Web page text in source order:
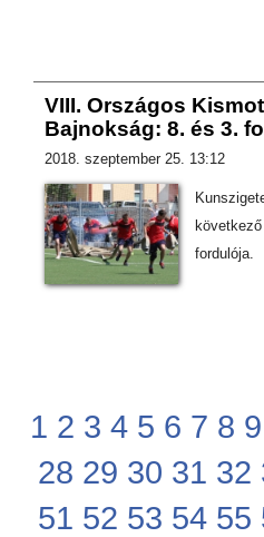
VIII. Országos
Bajnokság: 8. és 3.
2018. szeptember 25. 13:12
fordulója.
1 2 3 4 5 6 7 8 9
28 29 30 31 32
51 52 53 54 55